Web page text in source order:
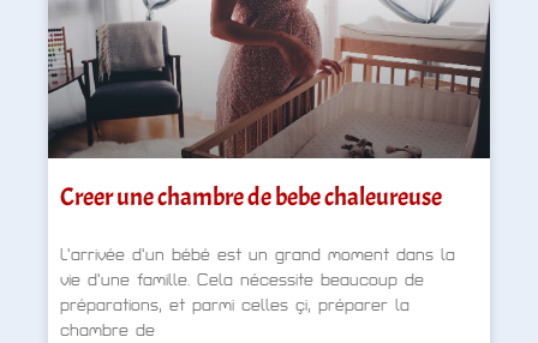
Creer une chambre de bebe chaleureuse
L’arrivée d’un bébé est un grand moment dans la
vie d’une famille. Cela nécessite beaucoup de
préparations, et parmi celles çi, préparer la
chambre de